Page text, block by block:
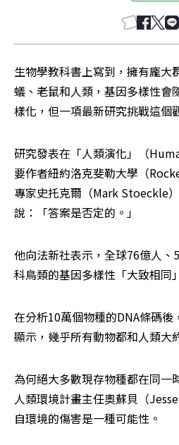
生物學教科書上寫到，擁有龐大
蟻、老鼠和人類，基因多樣性會
樣化，但一項最新研究挑戰這個
研究發表在「人類演化」（
要作者紐約洛克斐勒大學（
專家史托克爾（Mark Stoeckle
說：「答案是否定的。」
他向法新社表示，全球76億人
科鳥類的基因多樣性「大致相同
在分析10萬個物種的DNA條碼
顯示，幾乎所有動物都和人類大
為何絕大多數現存物種都在同一
人類環境計畫主任奧蘇貝（
自環境的傷害是一種可能性。